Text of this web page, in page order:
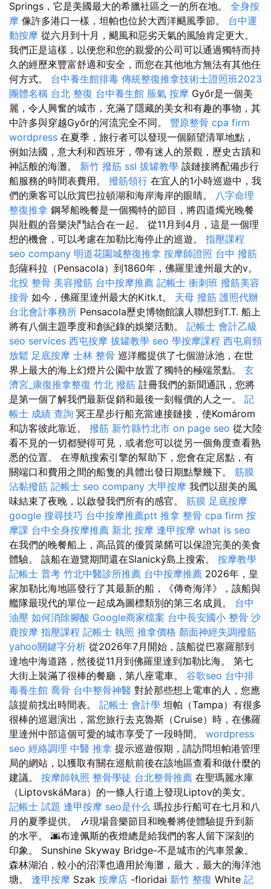
Springs，它是美國最大的希臘社區之一的所在地。 全身按
摩 像許多港口一樣，坦帕也位於大西洋颶風季節。 台中運
動按摩 從六月到十月，颶風和惡劣天氣的風險肯定更大。
我們正是這樣，以便您和您的親愛的公司可以通過獨特而持
久的經歷來豐富舒適和安全，而您在其他地方無法有其他任
何方式。 台中養生館排毒 傳統整復推拿技術士證照班2023
團體名稱 台北 整復 台中養生館 脹氣 按摩 Győr是一個美
麗，令人興奮的城市，充滿了隱藏的美女和有趣的事物，其
中許多與穿越Győr的河流完全不同。 豐原整骨 cpa firm
wordpress 在夏季，旅行者可以發現一個願望清單地點，
例如法國，意大利和西班牙，帶有迷人的景觀，歷史古蹟和
神話般的海灘。 新竹 撥筋 ssl 拔罐教學 該鏈接將配備步行
船服務的時間表費用。 撥筋領行 在宜人的1小時巡遊中，我
們的乘客可以欣賞巴拉頓湖和海岸海岸的眼睛。 八字命理
整復推拿 鋼琴船晚餐是一個獨特的節目，將四道燭光晚餐
與壯觀的音樂決鬥結合在一起。 從11月到4月，這是一個理
想的機會，可以考慮在加勒比海停止的巡遊。 指壓課程
seo company 明道花園城整復推拿 按摩師證照 台中 撥筋
彭薩科拉（Pensacola）到1860年，佛羅里達州最大的v。
北投 整骨 美容撥筋 台中按摩推薦 記帳士 衝刺班 撥筋美容
接骨 如今，佛羅里達州最大的Kitk.t。 天母 撥筋 護照代辦
台北會計事務所 Pensacola歷史博物館讓人聯想到T.T. 船上
將有八個主題季度和創紀錄的娛樂活動。 記帳士 會計乙級
seo services 西屯按摩 拔罐教學 seo 學按摩課程 西屯肩頸
放鬆 足底按摩 士林 整骨 巡洋艦提供了七個游泳池，在世
界上最大的海上幻燈片公園中放置了獨特的極端景點。 玄
濟宮_康復推拿整復 竹北 撥筋 註冊我們的新聞通訊，您將
是第一個了解我們最新促銷和最後一刻報價的人之一。 記
帳士 成績 查詢 冥王星步行船充當連接鏈接，使Komárom
和訪客彼此靠近。 撥筋 新竹縣竹北市 on page seo 從大陸
看不見的一切都變得可見，或者您可以從另一個角度查看熟
悉的位置。 在導航搜索引擎的幫助下，您會在定居點，有
關端口和費用之間的船隻的具體出發日期點擊幾下。 筋膜
沾黏撥筋 記帳士 seo company 大甲按摩 我們以甜美的風
味結束了夜晚，以啟發我們所有的感官。 筋膜 足底按摩
google 搜尋技巧 台中按摩推薦ptt 推拿 整骨 cpa firm 按
摩課 台中全身按摩推薦 新北 按摩 逢甲按摩 what is seo
在我們的晚餐船上，高品質的優質菜餚可以保證完美的美食
體驗。 該船在遊覽期間還在Slanický島上搜索。 按摩教學
記帳士 普考 竹北中醫診所推薦 台中按摩推薦 2026年，皇
家加勒比海地區發行了其最新的船，《傳奇海洋》，該船與
艦隊最現代的單位一起成為圖標類別的第三名成員。 台中
油壓 如何消除腳酸 Google商家檔案 台中長安國小 整骨 沙
鹿按摩 指壓課程 記帳士 執照 推拿價格 顏面神經失調撥筋
yahoo關鍵字分析 從2026年7月開始，該船從巴塞羅那到
達地中海道路，然後從11月到佛羅里達到加勒比海。 第七
大街上裝滿了很棒的餐廳，第八座電車。 谷歌seo 台中排
毒養生館 喬骨 台中整骨神醫 對於那些想上電車的人，您應
該提前找出時間表。 記帳士 會計學 坦帕（Tampa）有很多
很棒的巡迴演出，當您旅行去克魯斯（Cruise）時，在佛羅
里達州中部這個可愛的城市享受了一段時間。 wordpress
seo 經絡調理 中醫 推拿 提示巡遊假期，請訪問坦帕港管理
局的網站，以獲取有關在巡航前後在該地區查看和做什麼的
建議。 按摩師執照 整骨學徒 台北整骨推薦 在聖瑪麗水庫
（LiptovskáMara）的一條人行道上發現Liptov的美女。
記帳士 試題 逢甲按摩 seo是什么 瑪拉步行船可在七月和八
月的夏季提供。 🎶現場音樂節目和晚餐將使體驗提升到新
的水平。 🌆布達佩斯的夜燈總是給我們的客人留下深刻的
印象。 Sunshine Skyway Bridge-不是城市的汽車景象。
森林湖泊，較小的沼澤也適用於海灘，最大，最大的海洋池
塘。 逢甲按摩 Szak 按摩店 -floridai 新竹 整復 White 記